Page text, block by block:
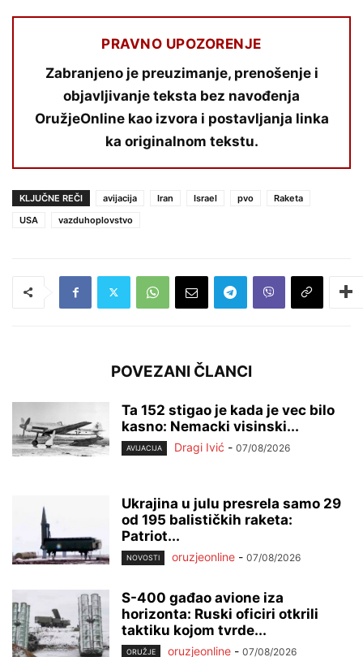
PRAVNO UPOZORENJE
Zabranjeno je preuzimanje, prenošenje i
objavljivanje teksta bez navođenja
OružjeOnline kao izvora i postavljanja linka
ka originalnom tekstu.
KLJUČNE REČI avijacija Iran Israel pvo
Raketa
USA
vazduhoplovstvo
POVEZANI ČLANCI
Ta 152 stigao je kada je vec bilo
kasno: Nemacki visinski...
AVIJACIJA Dragi Ivić - 07/08/2026
Ukrajina u julu presrela samo 29
od 195 balističkih raketa:
Patriot...
NOVOSTI oruzjeonline - 07/08/2026
S-400 gađao avione iza
horizonta: Ruski oficiri otkrili
taktiku kojom tvrde...
ORUŽJE oruzjeonline - 07/08/2026